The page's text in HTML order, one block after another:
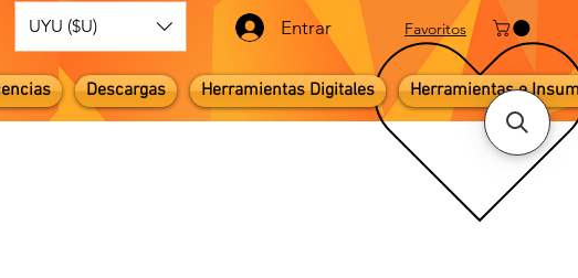
UYU ($U) Entrar Favoritos
Descargas Herramientas Digitales Herramientas e